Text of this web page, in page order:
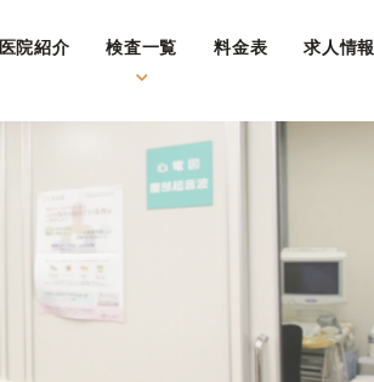
医院紹介 検査一覧 料金表 求人情報